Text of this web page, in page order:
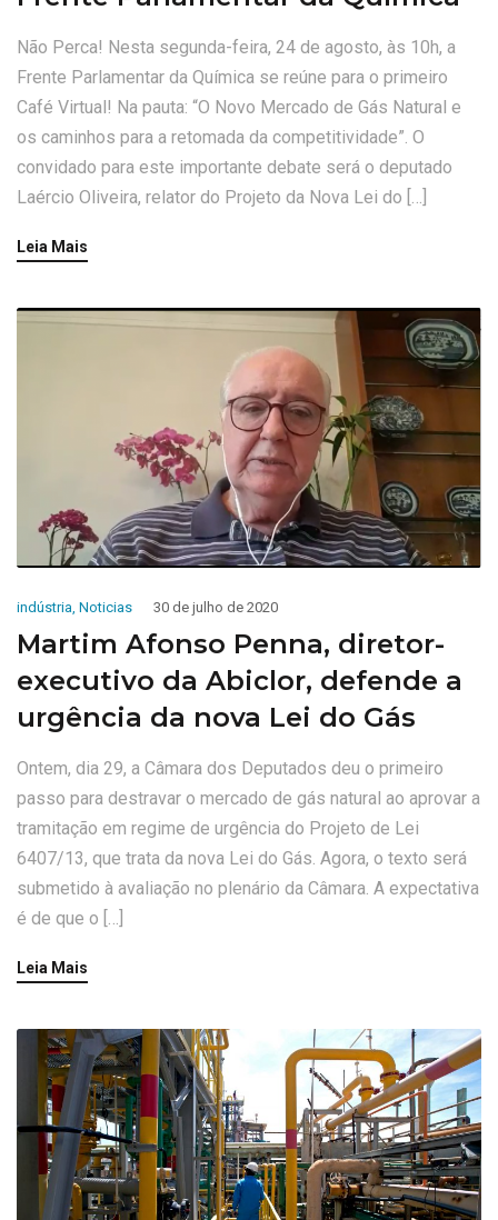
Não Perca! Nesta segunda-feira, 24 de agosto, às 10h, a
Frente Parlamentar da Química se reúne para o primeiro
Café Virtual! Na pauta: “O Novo Mercado de Gás Natural e
os caminhos para a retomada da competitividade”. O
convidado para este importante debate será o deputado
Laércio Oliveira, relator do Projeto da Nova Lei do […]
Leia Mais
indústria Noticias 30 de julho de 2020
Martim Afonso Penna, diretor-
executivo da Abiclor, defende a
urgência da nova Lei do Gás
Ontem, dia 29, a Câmara dos Deputados deu o primeiro
passo para destravar o mercado de gás natural ao aprovar a
tramitação em regime de urgência do Projeto de Lei
6407/13, que trata da nova Lei do Gás. Agora, o texto será
submetido à avaliação no plenário da Câmara. A expectativa
é de que o […]
Leia Mais